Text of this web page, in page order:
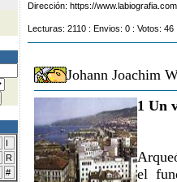
I
R
#
Dirección: https://
Lecturas: 2110 : Envios: 0 : Votos:
Johann Joachim
1 Un
el